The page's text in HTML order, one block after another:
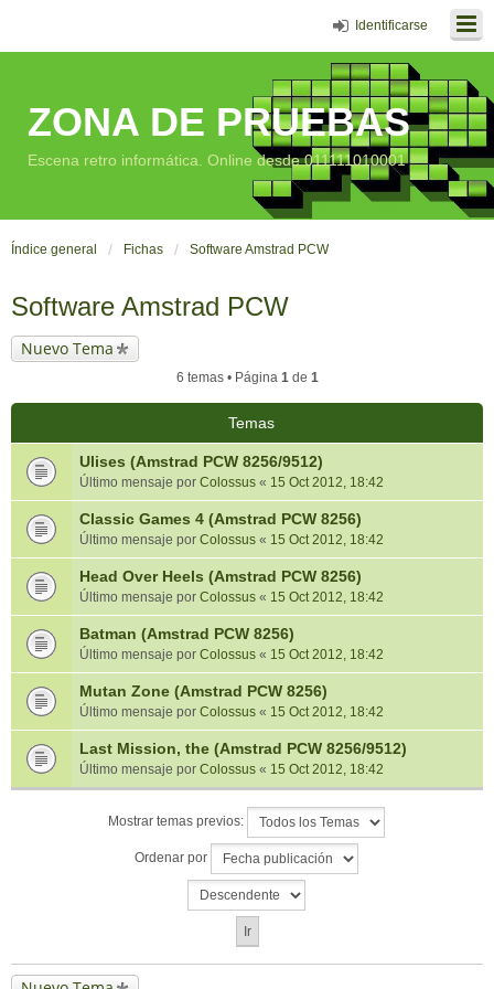
Identificarse
ZONA DE PRUEBAS
Escena retro informática. Online desde 011111010001
Índice general Fichas Software Amstrad PCW
Software Amstrad PCW
Nuevo Tema
6 temas • Página 1de 1
Temas
Ulises (Amstrad PCW 8256/9512)
Último mensaje por Colossus « 15 Oct 2012, 18:42
Classic Games 4 (Amstrad PCW 8256)
Último mensaje por Colossus « 15 Oct 2012, 18:42
Head Over Heels (Amstrad PCW 8256)
Último mensaje por Colossus « 15 Oct 2012, 18:42
Batman (Amstrad PCW 8256)
Último mensaje por Colossus « 15 Oct 2012, 18:42
Mutan Zone (Amstrad PCW 8256)
Último mensaje por Colossus « 15 Oct 2012, 18:42
Last Mission, the (Amstrad PCW 8256/9512)
Último mensaje por Colossus « 15 Oct 2012, 18:42
Mostrar temas previos:
Ordenar por